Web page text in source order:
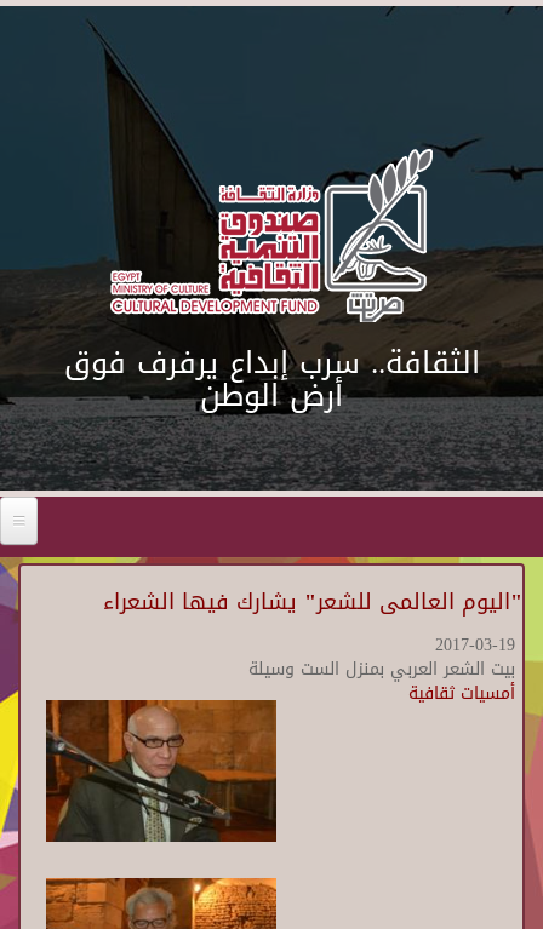
Skip to main content
الثقافة.. سرب إبداع يرفرف فوق
أرض الوطن
"اليوم العالمى للشعر" يشارك فيها الشعراء
2017-03-19
بيت الشعر العربي بمنزل الست وسيلة
أمسيات ثقافية